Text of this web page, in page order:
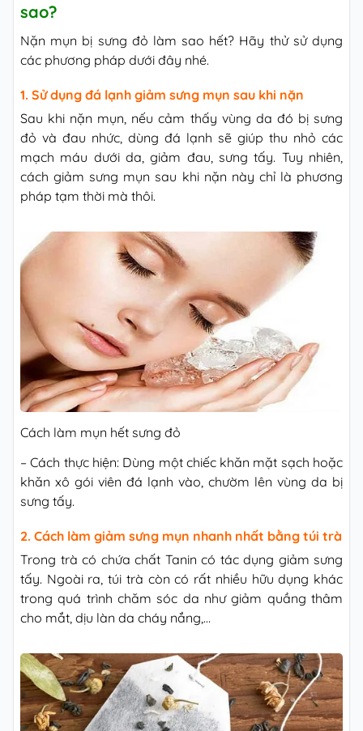
sao?
Nặn mụn bị sưng đỏ làm sao hết? Hãy thử sử dụng
các phương pháp dưới đây nhé.
1. Sử dụng đá lạnh giảm sưng mụn sau khi nặn
Sau khi nặn mụn, nếu cảm thấy vùng da đó bị sưng
đỏ và đau nhức, dùng đá lạnh sẽ giúp thu nhỏ các
mạch máu dưới da, giảm đau, sưng tấy. Tuy nhiên,
cách giảm sưng mụn sau khi nặn này chỉ là phương
pháp tạm thời mà thôi.
Cách làm mụn hết sưng đỏ
– Cách thực hiện: Dùng một chiếc khăn mặt sạch hoặc
khăn xô gói viên đá lạnh vào, chườm lên vùng da bị
sưng tấy.
2. Cách làm giảm sưng mụn nhanh nhất bằng túi trà
Trong trà có chứa chất Tanin có tác dụng giảm sưng
tấy. Ngoài ra, túi trà còn có rất nhiều hữu dụng khác
trong quá trình chăm sóc da như giảm quầng thâm
cho mắt, dịu làn da cháy nắng,…